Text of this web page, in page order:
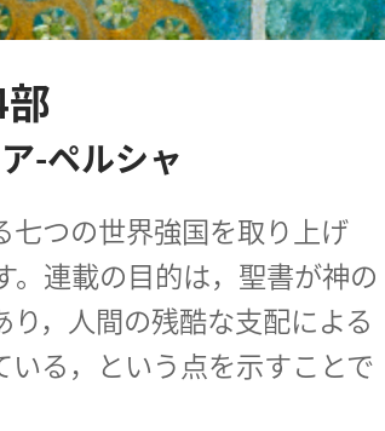
-ペルシャ
七つの世界強国を取り上げ
。連載の目的は，聖書が神の
，人間の残酷な支配による
る，という点を示すことで